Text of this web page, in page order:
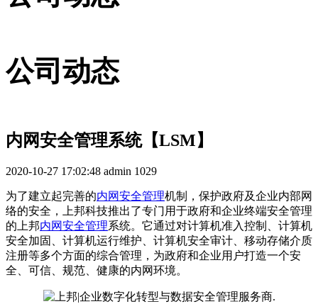
公司动态
内网安全管理系统【LSM】
2020-10-27 17:02:48 admin 1029
为了建立起完善的内网安全管理机制，保护政府及企业内部网
络的安全，上邦科技推出了专门用于政府和企业终端安全管理
的上邦内网安全管理系统。它通过对计算机准入控制、计算机
安全加固、计算机运行维护、计算机安全审计、移动存储介质
注册等多个方面的综合管理，为政府和企业用户打造一个安
全、可信、规范、健康的内网环境。